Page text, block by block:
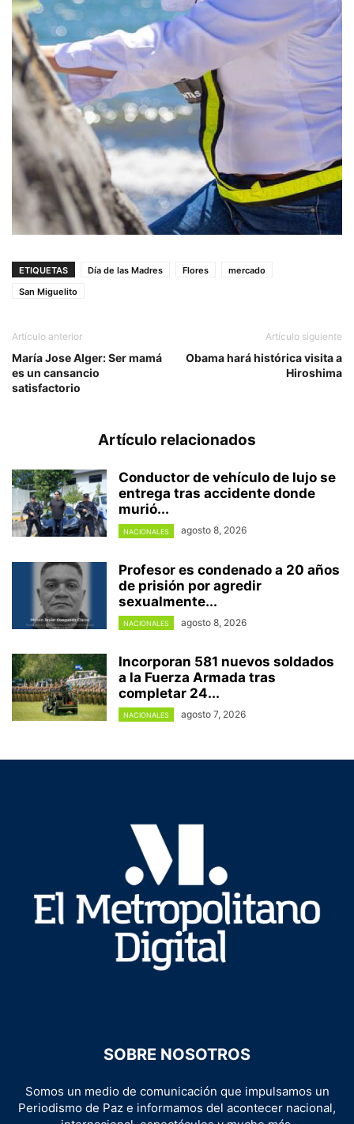
ETIQUETAS Día de las Madres Flores
mercado
San Miguelito
Artículo anterior
María Jose Alger: Ser mamá
es un cansancio
satisfactorio
Artículo siguiente
Obama hará histórica visita a
Hiroshima
Artículo relacionados
Conductor de vehículo de lujo se
entrega tras accidente donde
murió...
NACIONALES agosto 8, 2026
Profesor es condenado a 20 años
de prisión por agredir
sexualmente...
NACIONALES agosto 8, 2026
Incorporan 581 nuevos soldados
a la Fuerza Armada tras
completar 24...
NACIONALES agosto 7, 2026
SOBRE NOSOTROS
Somos un medio de comunicación que impulsamos un
Periodismo de Paz e informamos del acontecer nacional,